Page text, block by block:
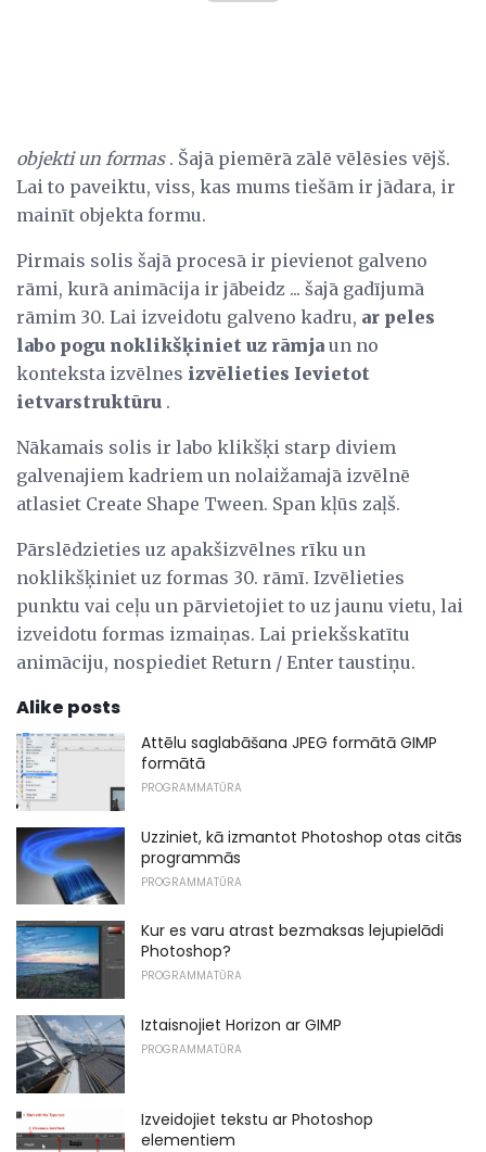
objekti un formas. Šajā piemērā zālē vēlēsies vējš.
Lai to paveiktu, viss, kas mums tiešām ir jādara, ir
mainīt objekta formu.
Pirmais solis šajā procesā ir pievienot galveno
rāmi, kurā animācija ir jābeidz ... šajā gadījumā
rāmim 30. Lai izveidotu galveno kadru, ar peles
labo pogu noklikšķiniet uz rāmja un no
konteksta izvēlnes izvēlieties Ievietot
ietvarstruktūru .
Nākamais solis ir labo klikšķi starp diviem
galvenajiem kadriem un nolaižamajā izvēlnē
atlasiet Create Shape Tween. Span kļūs zaļš.
Pārslēdzieties uz apakšizvēlnes rīku un
noklikšķiniet uz formas 30. rāmī. Izvēlieties
punktu vai ceļu un pārvietojiet to uz jaunu vietu, lai
izveidotu formas izmaiņas. Lai priekšskatītu
animāciju, nospiediet Return / Enter taustiņu.
Alike posts
Attēlu saglabāšana JPEG formātā GIMP
formātā
PROGRAMMATŪRA
Uzziniet, kā izmantot Photoshop otas citās
programmās
PROGRAMMATŪRA
Kur es varu atrast bezmaksas lejupielādi
Photoshop?
PROGRAMMATŪRA
Iztaisnojiet Horizon ar GIMP
PROGRAMMATŪRA
Izveidojiet tekstu ar Photoshop
elementiem